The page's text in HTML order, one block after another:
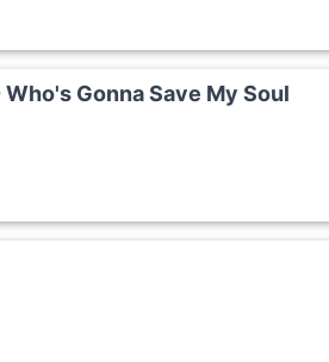
Gonna Save My Soul